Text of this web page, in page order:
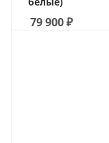
79 900₽